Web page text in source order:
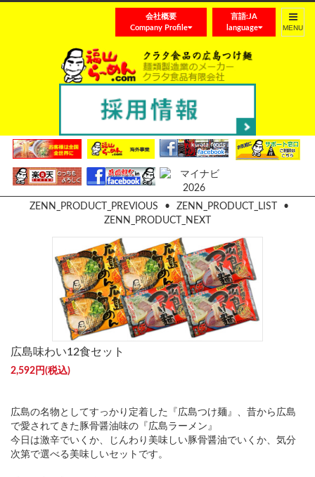
Toggle
言語:JA
language
会社概要
Company Profile
広島味わい12食セット
ZENN_PRODUCT_PREVIOUS • ZENN_PRODUCT_LIST
•
ZENN_PRODUCT_NEXT
広島味わい12食セット
2,592円(税込)
広島の名物としてすっかり定着した『広島つけ麺』、昔から広島
で愛されてきた豚骨醤油味の『広島ラーメン』
今日は激辛でいくか、じんわり美味しい豚骨醤油でいくか、気分
次第で選べる美味しいセットです。